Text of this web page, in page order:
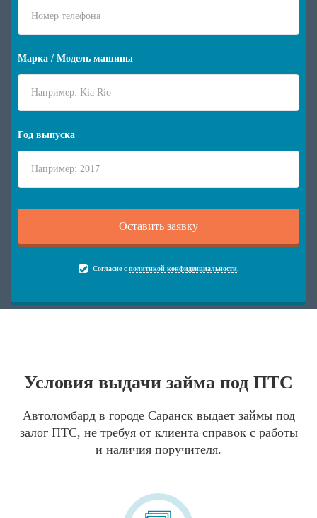
Марка / Модель машины
Год выпуска
Согласие с политикой конфиденциальности.
Условия выдачи займа под ПТС
Автоломбард в городе Саранск выдает займы под
залог ПТС, не требуя от клиента справок с работы
и наличия поручителя.